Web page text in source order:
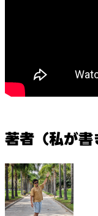
著者（私が書